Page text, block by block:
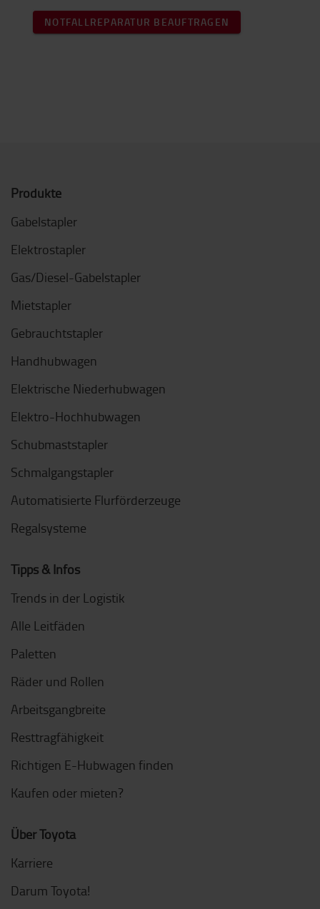
NOTFALLREPARATUR BEAUFTRAGEN
Produkte
Gabelstapler
Elektrostapler
Gas/Diesel-Gabelstapler
Mietstapler
Gebrauchtstapler
Handhubwagen
Elektrische Niederhubwagen
Elektro-Hochhubwagen
Schubmaststapler
Schmalgangstapler
Automatisierte Flurförderzeuge
Regalsysteme
Tipps & Infos
Trends in der Logistik
Alle Leitfäden
Paletten
Räder und Rollen
Arbeitsgangbreite
Resttragfähigkeit
Richtigen E-Hubwagen finden
Kaufen oder mieten?
Über Toyota
Karriere
Darum Toyota!